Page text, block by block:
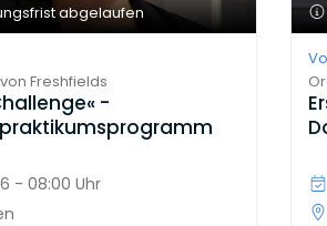
abgelaufen
Freshfields
-
- 08:00 Uhr